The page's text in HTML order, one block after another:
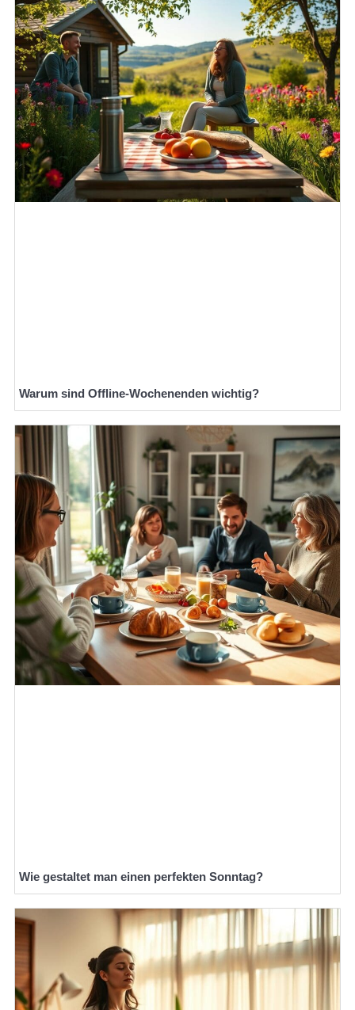
Warum sind Offline-Wochenenden wichtig?
Wie gestaltet man einen perfekten Sonntag?